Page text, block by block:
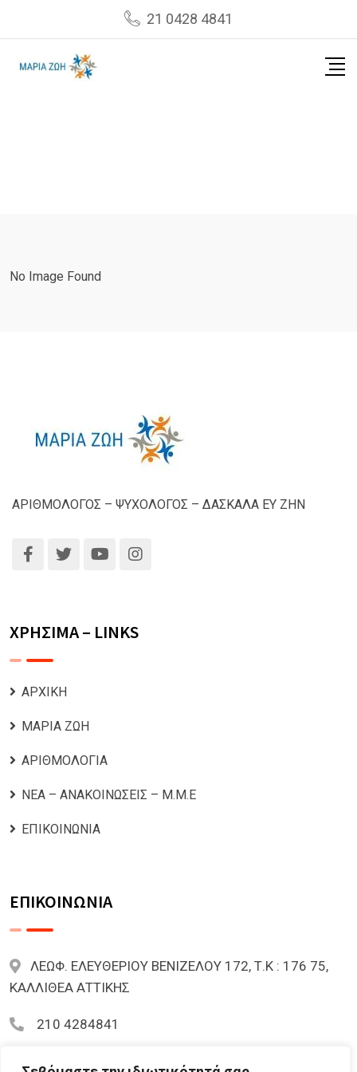
21 0428 4841
No Image Found
ΑΡΙΘΜΟΛΟΓΟΣ – ΨΥΧΟΛΟΓΟΣ – ΔΑΣΚΑΛΑ ΕΥ ΖΗΝ
ΧΡΗΣΙΜΑ – LINKS
ΑΡΧΙΚΗ
ΜΑΡΙΑ ΖΩΗ
ΑΡΙΘΜΟΛΟΓΙΑ
ΝΕΑ – ΑΝΑΚΟΙΝΩΣΕΙΣ – Μ.Μ.Ε
ΕΠΙΚΟΙΝΩΝΙΑ
ΕΠΙΚΟΙΝΩΝΙΑ
ΛΕΩΦ. ΕΛΕΥΘΕΡΙΟΥ ΒΕΝΙΖΕΛΟΥ 172, Τ.Κ : 176 75,
ΚΑΛΛΙΘΕΑ ΑΤΤΙΚΗΣ
210 4284841
mariazoi.powernumbers@gmail.com